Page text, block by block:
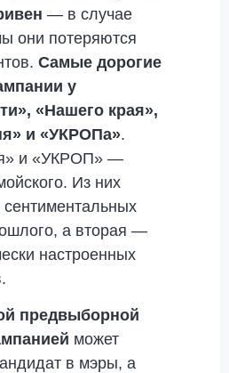
— в случае
они потеряются
Самые дорогие
у
«Нашего края»,
и «УКРОПа».
и «УКРОП» —
Из них
а вторая —
настроенных
предвыборной
может
в мэры, а